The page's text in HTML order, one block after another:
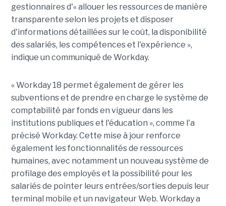
gestionnaires d'« allouer les ressources de manière
transparente selon les projets et disposer
d'informations détaillées sur le coût, la disponibilité
des salariés, les compétences et l'expérience »,
indique un communiqué de Workday.
« Workday 18 permet également de gérer les
subventions et de prendre en charge le système de
comptabilité par fonds en vigueur dans les
institutions publiques et l'éducation », comme l'a
précisé Workday. Cette mise à jour renforce
également les fonctionnalités de ressources
humaines, avec notamment un nouveau système de
profilage des employés et la possibilité pour les
salariés de pointer leurs entrées/sorties depuis leur
terminal mobile et un navigateur Web. Workday a